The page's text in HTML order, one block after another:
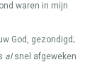
waren in mijn
God, gezondigd;
alsnel afgeweken